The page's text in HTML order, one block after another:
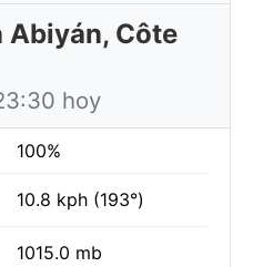
Abiyán, Côte
hoy
100%
10.8 kph (193°)
1015.0 mb